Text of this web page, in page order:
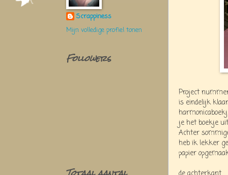
Project
is eindelijk
je het boekje
Achter
heb ik lekker
papier
Scrappiness
Mijn volledige profiel tonen
Followers